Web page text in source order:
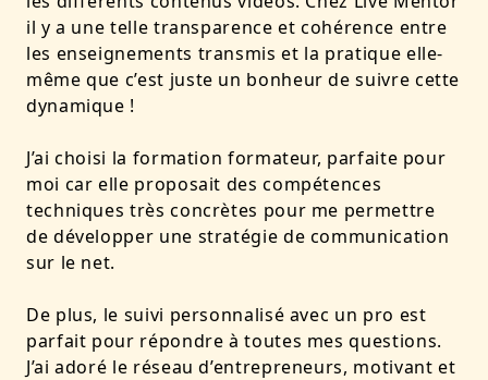
il y a une telle transparence et cohérence entre
les enseignements transmis et la pratique elle-
même que c’est juste un bonheur de suivre cette
dynamique !
J’ai choisi la formation formateur, parfaite pour
moi car elle proposait des compétences
techniques très concrètes pour me permettre
de développer une stratégie de communication
sur le net.
De plus, le suivi personnalisé avec un pro est
parfait pour répondre à toutes mes questions.
J’ai adoré le réseau d’entrepreneurs, motivant et